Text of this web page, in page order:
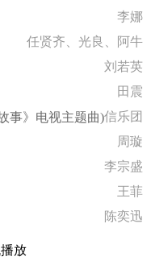
李娜
任贤齐、光良、阿牛
刘若英
田震
事》电视主题曲)信乐团
周璇
李宗盛
王菲
陈奕迅
放